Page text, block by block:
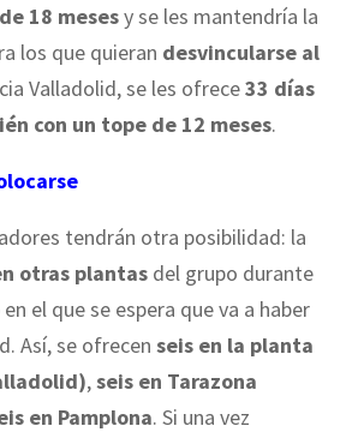
18 mesesy se les mantendría la
los que quieran desvincularse al
Valladolid, se les ofrece33 días
con un tope de 12 meses.
tendrán otra posibilidad: la
otras plantas del grupo durante
en el que se espera que va a haber
Así, se ofrecen seis en la planta
,seis en Tarazona
en Pamplona. Si una vez